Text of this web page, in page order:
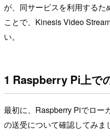
が、同サービスを利用するた
ことで、Kinesis Video
い。
1 Raspberry Pi上で
最初に、Raspberry Piでロー
の送受について確認してみま